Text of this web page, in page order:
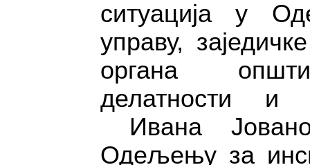
ситуација у
управу,
органа
делатности и
Ивана
Одељењу за